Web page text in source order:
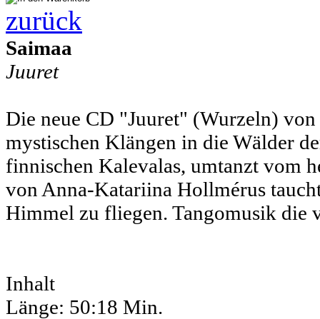
zurück
Saimaa
Juuret
Die neue CD "Juuret" (Wurzeln)
mystischen Klängen in die Wälder
finnischen Kalevalas, umtanzt vom
von Anna-Katariina Hollmérus
Himmel zu fliegen. Tangomusik die
Inhalt
Länge: 50:18 Min.